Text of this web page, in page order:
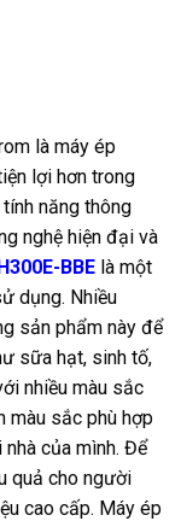
là máy ép
lợi hơn trong
năng thông
nghệ hiện đại và
BBE là một
dụng. Nhiều
sản phẩm này để
sữa hạt, sinh tố,
nhiều màu sắc
màu sắc phù hợp
của mình. Để
quả cho người
cao cấp. Máy ép